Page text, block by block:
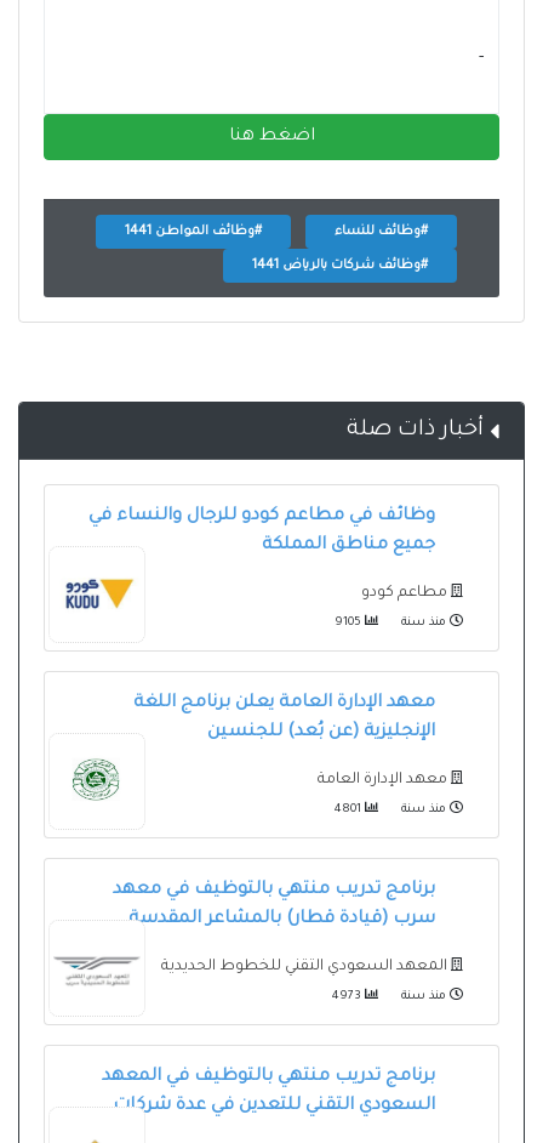
- ‏
اضغط هنا
#وظائف للنساء #وظائف المواطن 1441
#وظائف شركات بالرياض 1441
أخبار ذات صلة
وظائف في مطاعم كودو للرجال والنساء في
جميع مناطق المملكة
مطاعم كودو
منذ سنة
معهد الإدارة العامة يعلن برنامج اللغة
الإنجليزية (عن بُعد) للجنسين
معهد الإدارة العامة
منذ سنة
برنامج تدريب منتهي بالتوظيف في معهد
سرب (قيادة قطار) بالمشاعر المقدسة
المعهد السعودي التقني للخطوط الحديدية
منذ سنة
برنامج تدريب منتهي بالتوظيف في المعهد
السعودي التقني للتعدين في عدة شركات